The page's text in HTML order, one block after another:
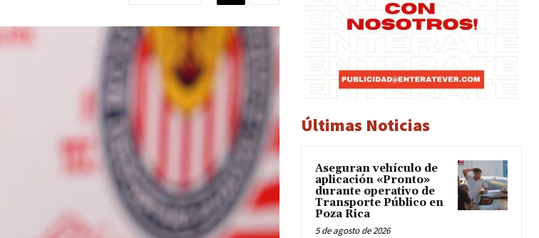
Últimas Noticias
Aseguran vehículo de
aplicación «Pronto»
durante operativo de
Transporte Público en
Poza Rica
5 de agosto de 2026